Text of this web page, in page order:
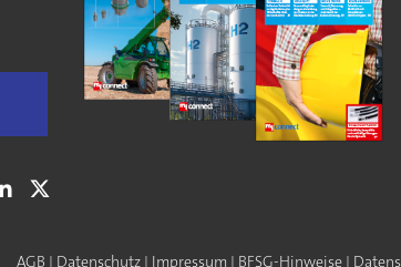
AGB | Datenschutz | Impressum | BFSG-Hinweise |